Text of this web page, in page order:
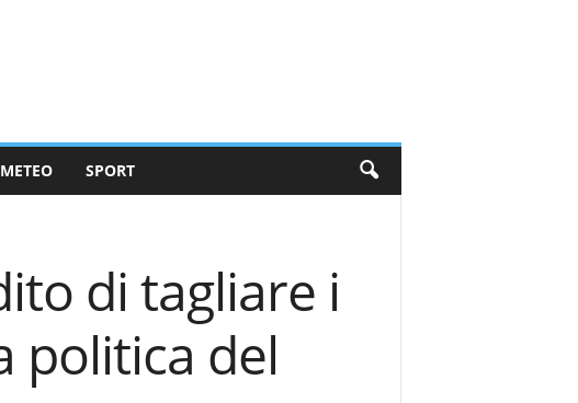
METEO SPORT
di tagliare i
politica del